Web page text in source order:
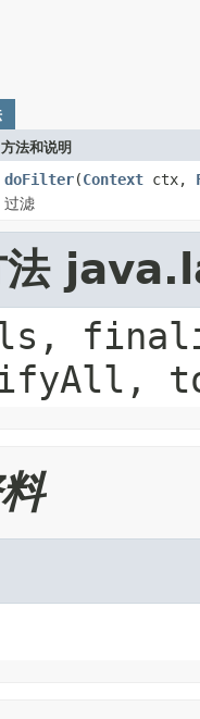
方法和说明
doFilter(Context ctx,
过滤
法